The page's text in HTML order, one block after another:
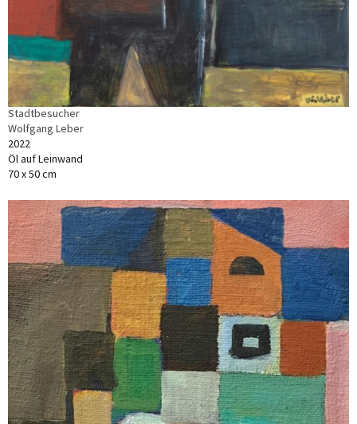
Stadtbesucher
Wolfgang Leber
2022
Öl auf Leinwand
70 x 50 cm